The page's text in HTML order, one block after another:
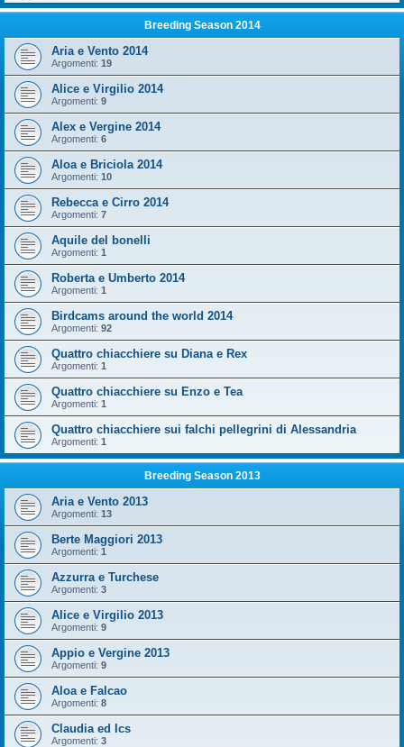
Breeding Season 2014
Aria e Vento 2014
Argomenti: 19
Alice e Virgilio 2014
Argomenti: 9
Alex e Vergine 2014
Argomenti: 6
Aloa e Briciola 2014
Argomenti: 10
Rebecca e Cirro 2014
Argomenti: 7
Aquile del bonelli
Argomenti: 1
Roberta e Umberto 2014
Argomenti: 1
Birdcams around the world 2014
Argomenti: 92
Quattro chiacchiere su Diana e Rex
Argomenti: 1
Quattro chiacchiere su Enzo e Tea
Argomenti: 1
Quattro chiacchiere sui falchi pellegrini di Alessandria
Argomenti: 1
Breeding Season 2013
Aria e Vento 2013
Argomenti: 13
Berte Maggiori 2013
Argomenti: 1
Azzurra e Turchese
Argomenti: 3
Alice e Virgilio 2013
Argomenti: 9
Appio e Vergine 2013
Argomenti: 9
Aloa e Falcao
Argomenti: 8
Claudia ed Ics
Argomenti: 3